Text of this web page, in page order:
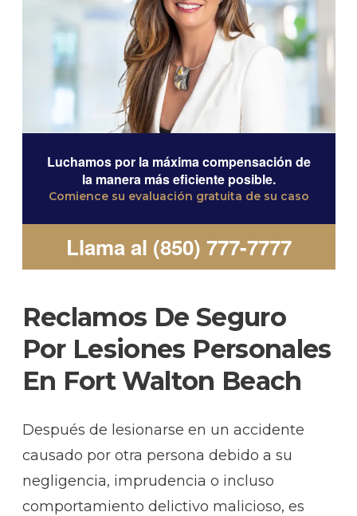
Luchamos por la máxima compensación de
la manera más eficiente posible.
Comience su evaluación gratuita de su caso
Llama al (850) 777-7777
Reclamos De Seguro
Por Lesiones Personales
En Fort Walton Beach
Después de lesionarse en un accidente
causado por otra persona debido a su
negligencia, imprudencia o incluso
comportamiento delictivo malicioso, es